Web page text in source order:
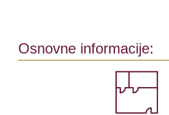
Osnovne informacije: